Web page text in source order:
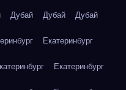
Дубай Дубай Дубай
Екатеринбург
Екатеринбург